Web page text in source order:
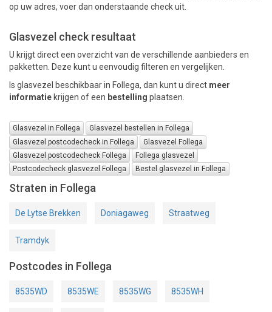
op uw adres, voer dan onderstaande check uit.
Glasvezel check resultaat
U krijgt direct een overzicht van de verschillende aanbieders en
pakketten. Deze kunt u eenvoudig filteren en vergelijken.
Is glasvezel beschikbaar in Follega, dan kunt u direct meer
informatie krijgen of een bestelling plaatsen.
Glasvezel in Follega
Glasvezel bestellen in Follega
Glasvezel postcodecheck in Follega
Glasvezel Follega
Glasvezel postcodecheck Follega
Follega glasvezel
Postcodecheck glasvezel Follega
Bestel glasvezel in Follega
Straten in Follega
De Lytse Brekken Doniagaweg Straatweg
Tramdyk
Postcodes in Follega
8535WD 8535WE 8535WG 8535WH